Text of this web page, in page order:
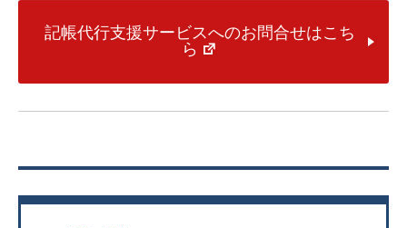
記帳代行支援サービスへのお問合せはこち
ら